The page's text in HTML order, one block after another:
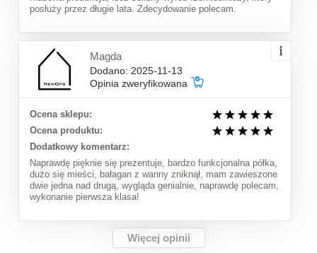
posłuży przez długie lata. Zdecydowanie polecam.
Magda
Dodano: 2025-11-13
Opinia zweryfikowana
Ocena sklepu:
Ocena produktu:
Dodatkowy komentarz:
Naprawdę pięknie się prezentuje, bardzo funkcjonalna półka,
dużo się mieści, bałagan z wanny zniknął, mam zawieszone
dwie jedna nad drugą, wygląda genialnie, naprawdę polecam,
wykonanie pierwsza klasa!
Więcej opinii